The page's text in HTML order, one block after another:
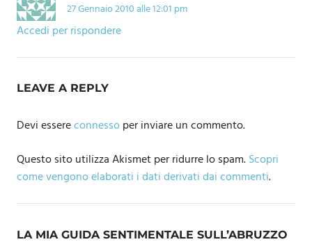
27 Gennaio 2010 alle 12:01 pm
Accedi per rispondere
LEAVE A REPLY
Devi essereconnessoper inviare un commento.
Questo sito utilizza Akismet per ridurre lo spam.Scopri
come vengono elaborati i dati derivati dai commenti.
LA MIA GUIDA SENTIMENTALE SULL’ABRUZZO